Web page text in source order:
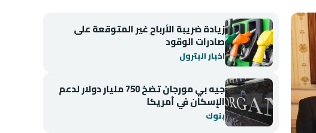
زيادة ضريبة الأرباح غير المتوقعة على
صادرات الوقود
اخبار البترول
جيه بي مورجان تضخ 750 مليار دولار لدعم
الإسكان في أمريكا
بنوك